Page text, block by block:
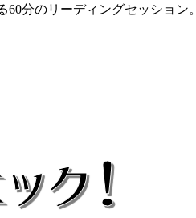
分のリーディングセッション。